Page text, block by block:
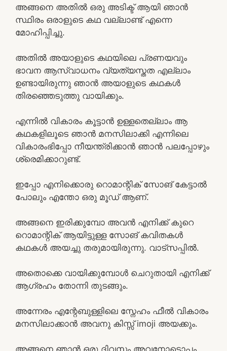
അങ്ങനെ അതിൽ ഒരു അടിക്ട് ആയി ഞാൻ
സ്ഥിരം ഒരാളുടെ കഥ വല്ലാണ്ട് എന്നെ
മോഹിപ്പിച്ചു.
അതിൽ അയാളുടെ കഥയിലെ പ്രണയവും
ഭാവന ആസ്വാധനം വ്യത്യസ്തത എല്ലാം
ഉണ്ടായിരുന്നു ഞാൻ അയാളുടെ കഥകൾ
തിരഞ്ഞെടുത്തു വായിക്കും.
എന്നിൽ വികാരം കൂട്ടാൻ ഉള്ളതെല്ലാം ആ
കഥകളിലൂടെ ഞാൻ മനസിലാക്കി എന്നിലെ
വികാരംഭിപ്പോ നീയന്ത്രിക്കാൻ ഞാൻ പലപ്പോഴും
ശ്രെമിക്കാറുണ്ട്.
ഇപ്പോ എനിക്കൊരു റൊമാന്റിക് സോങ് കേട്ടാൽ
പോലും എന്തോ ഒരു മൂഡ് ആണ്.
അങ്ങനെ ഇരിക്കുമ്പോ അവൻ എനിക്ക് കുറെ
റൊമാന്റിക് ആയിട്ടുള്ള സോങ് കവിതകൾ
കഥകൾ അയച്ചു തരുമായിരുന്നു. വാട്സപ്പിൽ.
അതൊക്കെ വായിക്കുമ്പോൾ ചെറുതായി എനിക്ക്
ആഗ്രഹം തോന്നി തുടങ്ങും.
അന്നേരം എന്റേബുള്ളിലെ സ്നേഹം ഫീൽ വികാരം
മനസിലാക്കാൻ അവനു കിസ്സ് imoji അയക്കും.
അങ്ങനെ ഞാൻ ഒരു ദിവസം അവനോടൊപ്പം